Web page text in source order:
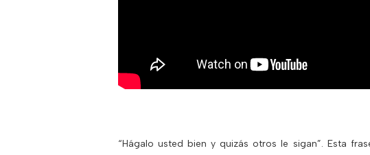
“Hágalo usted bien y quizás otros le sigan”. Esta